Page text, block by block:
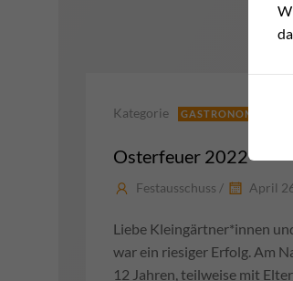
Kategorie GASTRONOMIE
Osterfeuer 2022
Festausschuss / April
Liebe Kleingärtner*innen
war ein riesiger Erfolg. Am
12 Jahren, teilweise mit